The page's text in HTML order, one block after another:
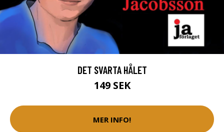
DET SVARTA HÅLET
149 SEK
MER INFO!